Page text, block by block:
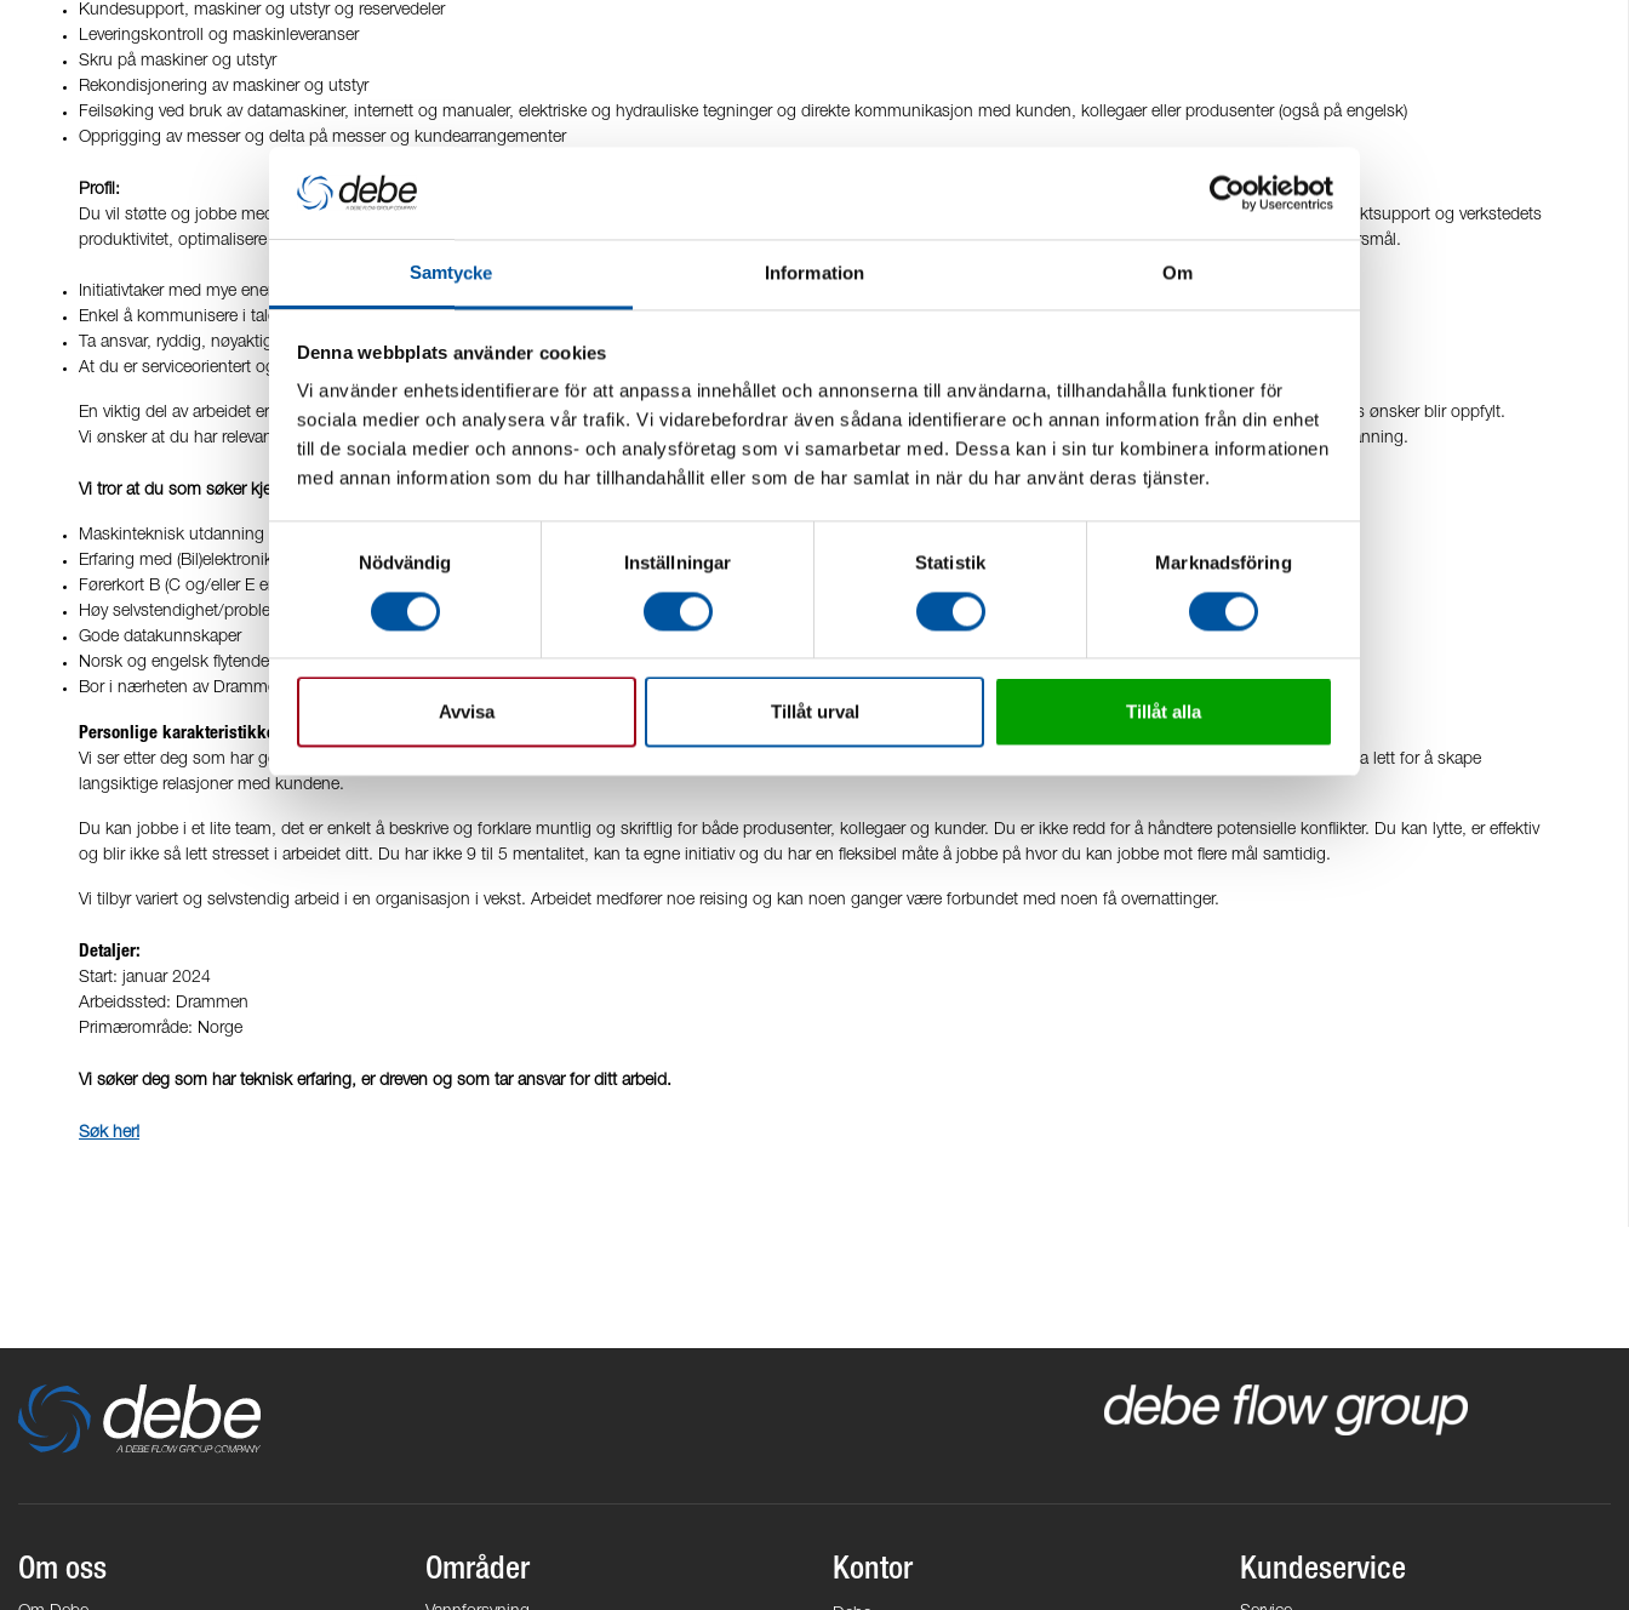
Samtycke Information Om
Denna webbplats använder cookies
Vi använder enhetsidentifierare för att anpassa innehållet och annonserna till användarna, tillhandahålla funktioner för
sociala medier och analysera vår trafik. Vi vidarebefordrar även sådana identifierare och annan information från din enhet
till de sociala medier och annons- och analysföretag som vi samarbetar med. Dessa kan i sin tur kombinera informationen
med annan information som du har tillhandahållit eller som de har samlat in när du har använt deras tjänster.
Nödvändig
Inställningar Statistik Marknadsföring
Avvisa Tillåt urval Tillåt alla
Kundesupport, maskiner og utstyr og reservedeler
Leveringskontroll og maskinleveranser
Skru på maskiner og utstyr
Rekondisjonering av maskiner og utstyr
Feilsøking ved bruk av datamaskiner, internett og manualer, elektriske og hydrauliske tegninger og direkte kommunikasjon med kunden, kollegaer eller produsenter (også på engelsk)
Opprigging av messer og delta på messer og kundearrangementer
Profil:
Du vil støtte og jobbe med våre kunder, fabrikk, salgs-, reservedeler og supportavdeling, samt samarbeide med våre konsernavdelinger. Alt for å opprettholde vår service, produktsupport og verkstedets
produktivitet, optimalisere driften, holde et høyt nivå og at arbeidet og tilbakemeldingene utføres på en profesjonell og rasjonell måte. Du vil også veilede kunder i tekniske spørsmål.
Initiativtaker med mye energi og med riktig motivasjon
Enkel å kommunisere i tale og skrift både på norsk og engelsk!
Ta ansvar, ryddig, nøyaktig, fleksibel, effektiv og driven
At du er serviceorientert og har gode sosiale ferdigheter
En viktig del av arbeidet er god kommunikasjon og å alltid gi kunden og kollegaer tilbakemeldinger og svar – samt en profesjonell holdning og selvfølgelig sørge for at kundens ønsker blir oppfylt.
Vi ønsker at du har relevant erfaring med praktisk og teknisk kundestøtte – minst 5 år. Din erfaring kan ha ulike former men bør komme fra arbeidslivet i kombinasjon med utdanning.
Vi tror at du som søker kjenner deg igjen i følgende krav:
Maskinteknisk utdanning
Erfaring med (Bil)elektronikk, CAN-Bus system og/eller hydraulikk
Førerkort B (C og/eller E er et pluss)
Høy selvstendighet/problemløser
Gode datakunnskaper
Norsk og engelsk flytende i tale og skrift (inkl. teknisk)
Bor i nærheten av Drammen
Personlige karakteristikker:
Vi ser etter deg som har gode kommunikasjons- og samarbeidsferdigheter. Du er ikke redd for skitne hender, løse problemer, hjelpe kollegaer, verksted og kunder og du skal ha lett for å skape
langsiktige relasjoner med kundene.
Du kan jobbe i et lite team, det er enkelt å beskrive og forklare muntlig og skriftlig for både produsenter, kollegaer og kunder. Du er ikke redd for å håndtere potensielle konflikter. Du kan lytte, er effektiv
og blir ikke så lett stresset i arbeidet ditt. Du har ikke 9 til 5 mentalitet, kan ta egne initiativ og du har en fleksibel måte å jobbe på hvor du kan jobbe mot flere mål samtidig.
Vi tilbyr variert og selvstendig arbeid i en organisasjon i vekst. Arbeidet medfører noe reising og kan noen ganger være forbundet med noen få overnattinger.
Detaljer:
Start: januar 2024
Arbeidssted: Drammen
Primærområde: Norge
Vi søker deg som har teknisk erfaring, er dreven og som tar ansvar for ditt arbeid.
Søk her!
Om oss Områder Kontor Kundeservice